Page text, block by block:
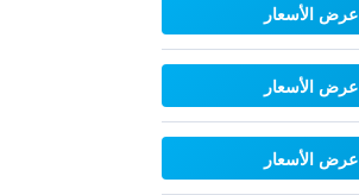
عرض الأسعار
عرض الأسعار
عرض الأسعار